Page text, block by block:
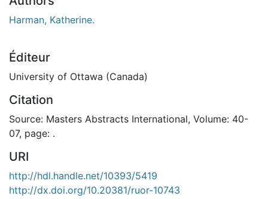
Harman, Katherine.
Éditeur
University of Ottawa (Canada)
Citation
Source: Masters Abstracts International, Volume: 40-
07, page: .
URI
http://hdl.handle.net/10393/5419
http://dx.doi.org/10.20381/ruor-10743